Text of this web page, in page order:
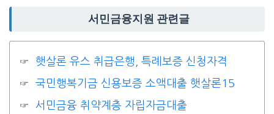
서민금융지원 관련글
햇살론 유스 취급은행, 특례보증 신청자격
국민행복기금 신용보증 소액대출 햇살론15
서민금융 취약계층 자립자금대출